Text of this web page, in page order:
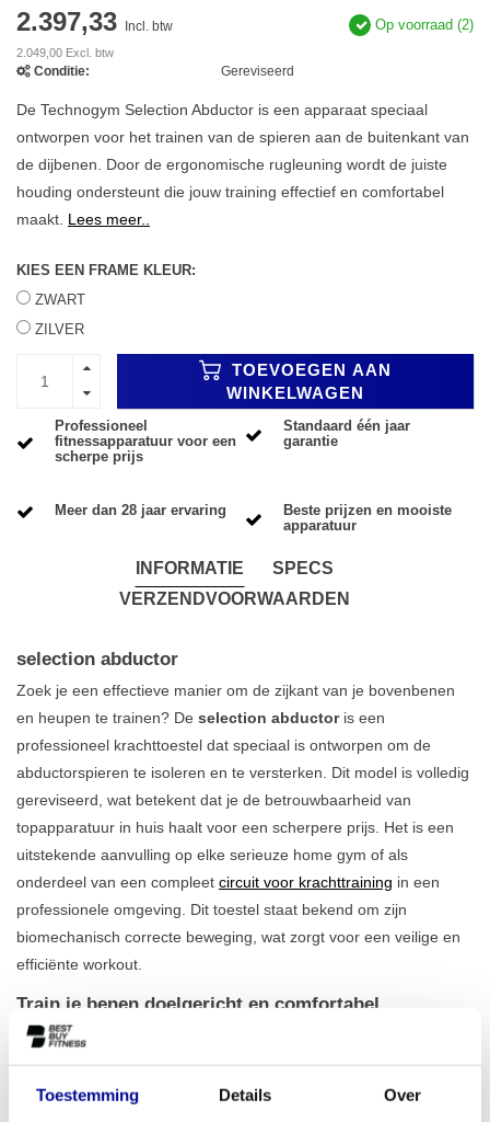
Toestemming Details Over
2.397,33 Incl. btw
2.049,00 Excl. btw
Op voorraad (2)
Conditie: Gereviseerd
De Technogym Selection Abductor is een apparaat speciaal
ontworpen voor het trainen van de spieren aan de buitenkant van
de dijbenen. Door de ergonomische rugleuning wordt de juiste
houding ondersteunt die jouw training effectief en comfortabel
maakt. Lees meer..
KIES EEN FRAME KLEUR:
ZWART
ZILVER
TOEVOEGEN AAN
WINKELWAGEN
Professioneel
fitnessapparatuur voor een
scherpe prijs
Standaard één jaar
garantie
Meer dan 28 jaar ervaring
Beste prijzen en mooiste
apparatuur
INFORMATIE
SPECS
VERZENDVOORWAARDEN
selection abductor
Zoek je een effectieve manier om de zijkant van je bovenbenen
en heupen te trainen? De selection abductoris een
professioneel krachttoestel dat speciaal is ontworpen om de
abductorspieren te isoleren en te versterken. Dit model is volledig
gereviseerd, wat betekent dat je de betrouwbaarheid van
topapparatuur in huis haalt voor een scherpere prijs. Het is een
uitstekende aanvulling op elke serieuze home gym of als
onderdeel van een compleet circuit voor krachttraining in een
professionele omgeving. Dit toestel staat bekend om zijn
biomechanisch correcte beweging, wat zorgt voor een veilige en
efficiënte workout.
Train je benen doelgericht en comfortabel
Dit krachttoestel is ontworpen voor comfort en resultaat. De zitting
en de startpositie zijn eenvoudig verstelbaar, waardoor je altijd
een correcte en veilige trainingshouding aanneemt. Dit